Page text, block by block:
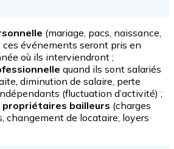
(mariage, pacs, naissance,
ces événements seront pris en
où ils interviendront ;
quand ils sont salariés
diminution de salaire, perte
(fluctuation d’activité) ;
propriétaires bailleurs (charges
changement de locataire, loyers